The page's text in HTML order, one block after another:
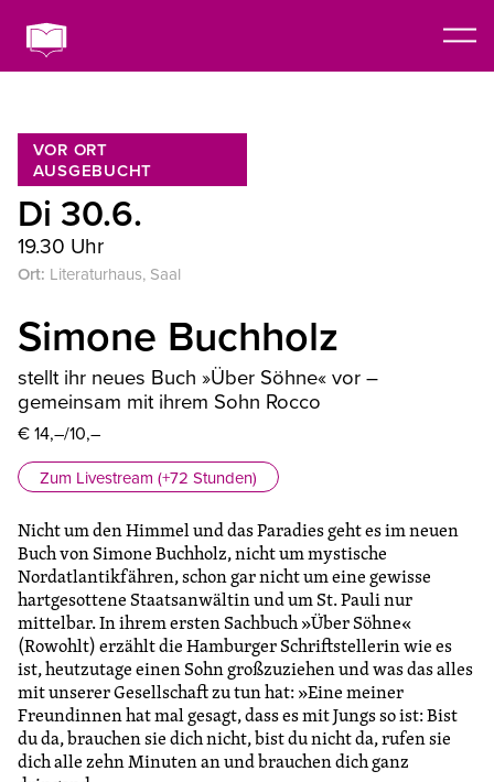
VOR ORT
AUSGEBUCHT
Di 30.6.
19.30 Uhr
Ort: Literaturhaus, Saal
Simone Buchholz
stellt ihr neues Buch »Über Söhne« vor –
gemeinsam mit ihrem Sohn Rocco
€ 14,–/10,–
Zum Livestream (+72 Stunden)
Nicht um den Himmel und das Paradies geht es im neuen
Buch von Simone Buchholz, nicht um mystische
Nordatlantikfähren, schon gar nicht um eine gewisse
hartgesottene Staatsanwältin und um St. Pauli nur
mittelbar. In ihrem ersten Sachbuch »Über Söhne«
(Rowohlt) erzählt die Hamburger Schriftstellerin wie es
ist, heutzutage einen Sohn großzuziehen und was das alles
mit unserer Gesellschaft zu tun hat: »Eine meiner
Freundinnen hat mal gesagt, dass es mit Jungs so ist: Bist
du da, brauchen sie dich nicht, bist du nicht da, rufen sie
dich alle zehn Minuten an und brauchen dich ganz